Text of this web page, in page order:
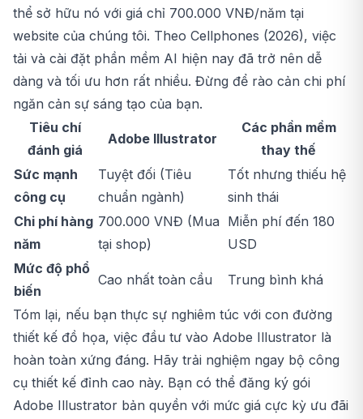
thể sở hữu nó với giá chỉ 700.000 VNĐ/năm tại
website của chúng tôi. Theo Cellphones (2026), việc
tải và cài đặt phần mềm AI hiện nay đã trở nên dễ
dàng và tối ưu hơn rất nhiều. Đừng để rào cản chi phí
ngăn cản sự sáng tạo của bạn.
Tiêu chí
đánh giá
Adobe Illustrator
Các phần mềm
thay thế
Sức mạnh
công cụ
Tuyệt đối (Tiêu
chuẩn ngành)
Tốt nhưng thiếu hệ
sinh thái
Chi phí hàng
năm
700.000 VNĐ (Mua
tại shop)
Miễn phí đến 180
USD
Mức độ phổ
biến
Cao nhất toàn cầu Trung bình khá
Tóm lại, nếu bạn thực sự nghiêm túc với con đường
thiết kế đồ họa, việc đầu tư vào Adobe Illustrator là
hoàn toàn xứng đáng. Hãy trải nghiệm ngay bộ công
cụ thiết kế đỉnh cao này. Bạn có thể đăng ký gói
Adobe Illustrator bản quyền với mức giá cực kỳ ưu đãi